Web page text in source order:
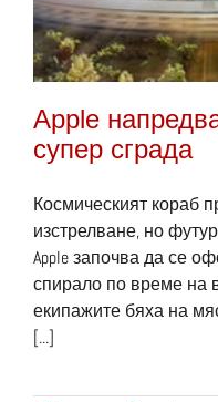
Apple
супер сграда
Космическият кораб
изстрелване, но
Apple започва да се
спирало по време на
екипажите бяха на
[...]